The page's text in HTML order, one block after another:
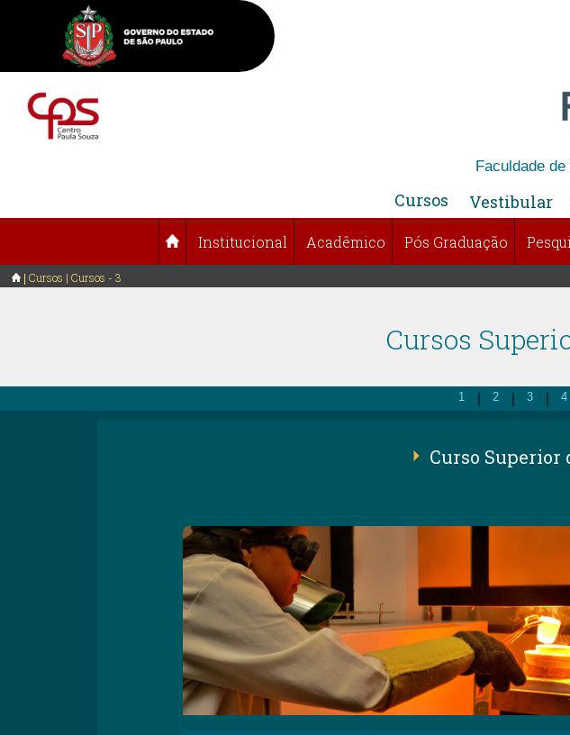
Faculdade
Cursos Vestibular
Institucional Acadêmico Pós Graduação
Cursos | Cursos - 3
Cursos
1 | 2 | 3 | 4
Curso Superior